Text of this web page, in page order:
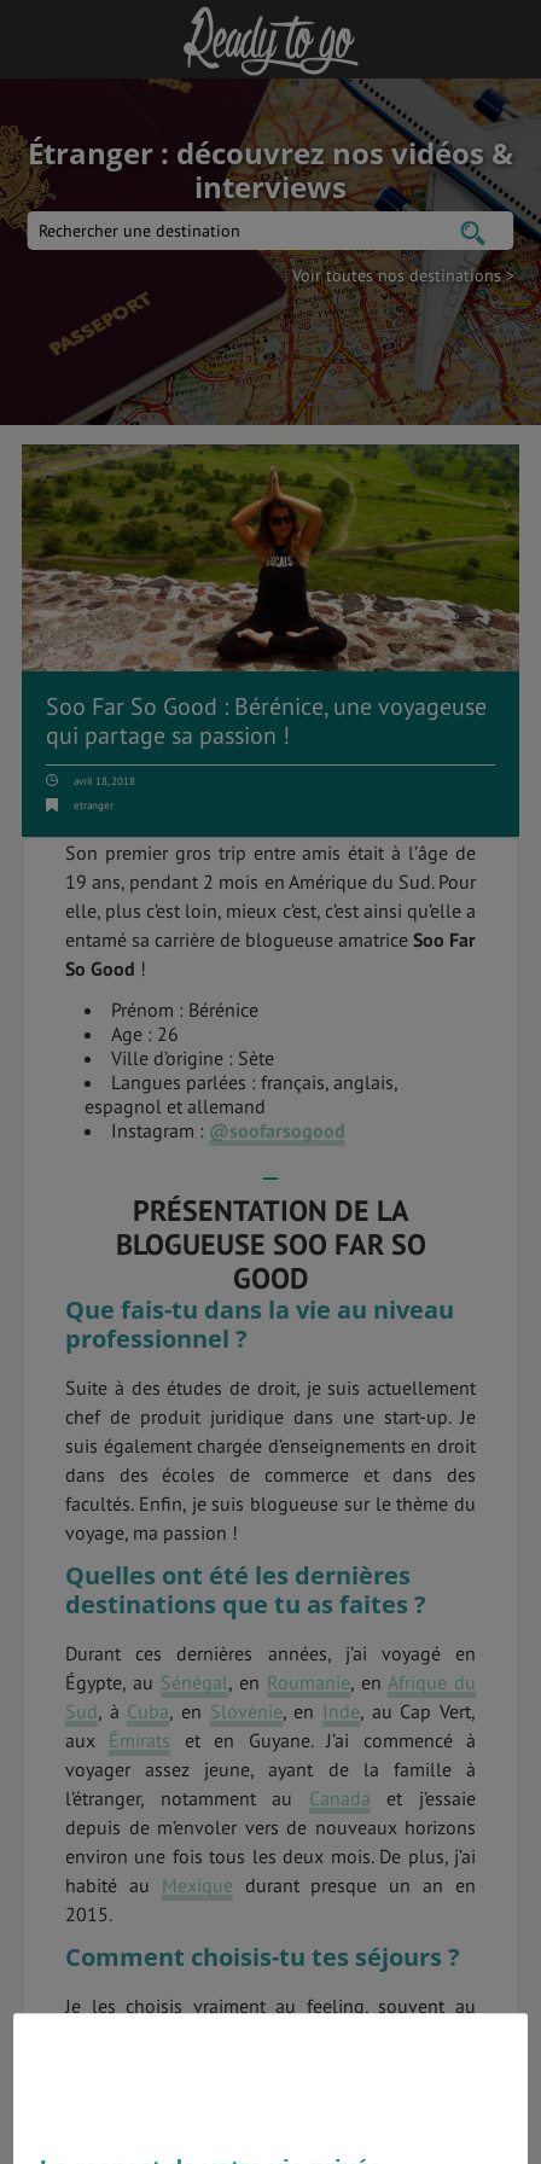
Étranger : découvrez nos vidéos &
interviews
Voir toutes nos destinations >
Soo Far So Good : Bérénice, une voyageuse
qui partage sa passion !
avril 18, 2018
etranger
Son premier gros trip entre amis était à l’âge de
19 ans, pendant 2 mois en Amérique du Sud. Pour
elle, plus c’est loin, mieux c’est, c’est ainsi qu’elle a
entamé sa carrière de blogueuse amatrice Soo Far
So Good !
Prénom : Bérénice
Age : 26
Ville d’origine : Sète
Langues parlées : français, anglais,
espagnol et allemand
Instagram : @soofarsogood
PRÉSENTATION DE LA
BLOGUEUSE SOO FAR SO
GOOD
Que fais-tu dans la vie au niveau
professionnel ?
Suite à des études de droit, je suis actuellement
chef de produit juridique dans une start-up. Je
suis également chargée d’enseignements en droit
dans des écoles de commerce et dans des
facultés. Enfin, je suis blogueuse sur le thème du
voyage, ma passion !
Quelles ont été les dernières
destinations que tu as faites ?
Durant ces dernières années, j’ai voyagé en
Égypte, au Sénégal, en Roumanie, en Afrique du
Sud, à Cuba, en Slovénie, en Inde, au Cap Vert,
aux Émirats et en Guyane. J’ai commencé à
voyager assez jeune, ayant de la famille à
l’étranger, notamment au Canada et j’essaie
depuis de m’envoler vers de nouveaux horizons
environ une fois tous les deux mois. De plus, j’ai
habité au Mexique durant presque un an en
2015.
Comment choisis-tu tes séjours ?
Je les choisis vraiment au feeling, souvent au